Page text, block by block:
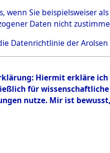
wenn Sie beispielsweiser
Daten nicht
Datenrichtlinie der Arolsen
Hiermit erkläre
für
nutze. Mir ist